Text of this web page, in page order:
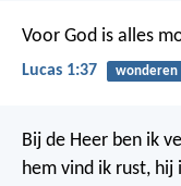
Voor God is alles
Lucas 1:37 wonderen
Bij de Heer ben ik
hem vind ik rust, hij